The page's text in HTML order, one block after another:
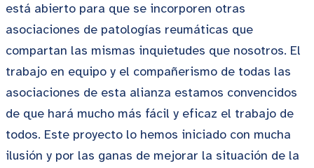
está abierto para que se incorporen otras
asociaciones de patologías reumáticas que
compartan las mismas inquietudes que nosotros. El
trabajo en equipo y el compañerismo de todas las
asociaciones de esta alianza estamos convencidos
de que hará mucho más fácil y eficaz el trabajo de
todos. Este proyecto lo hemos iniciado con mucha
ilusión y por las ganas de mejorar la situación de la